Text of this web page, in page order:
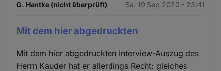
G. Hantke (nicht überprüft) Sa. 19 Sep 2020 - 23:41
Mit dem hier abgedruckten
Mit dem hier abgedruckten Interview-Auszug des
Herrn Kauder hat er allerdings Recht: gleiches